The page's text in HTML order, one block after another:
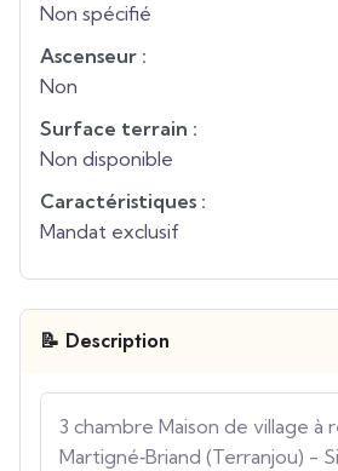
Non spécifié
Ascenseur :
Non
Surface terrain :
Non disponible
Caractéristiques :
Mandat exclusif
📝 Description
3 chambre Maison de village
Martigné‑Briand (Terranjou) -